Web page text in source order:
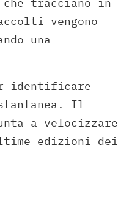
vengono
una
identificare
Il
a velocizzare
edizioni dei